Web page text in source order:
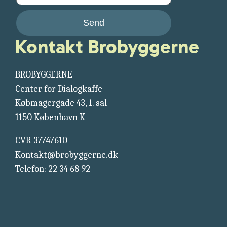
Send
Kontakt Brobyggerne
BROBYGGERNE
Center for Dialogkaffe
Købmagergade 43, 1. sal
1150 København K
CVR 37747610
Kontakt@brobyggerne.dk
Telefon: 22 34 68 92